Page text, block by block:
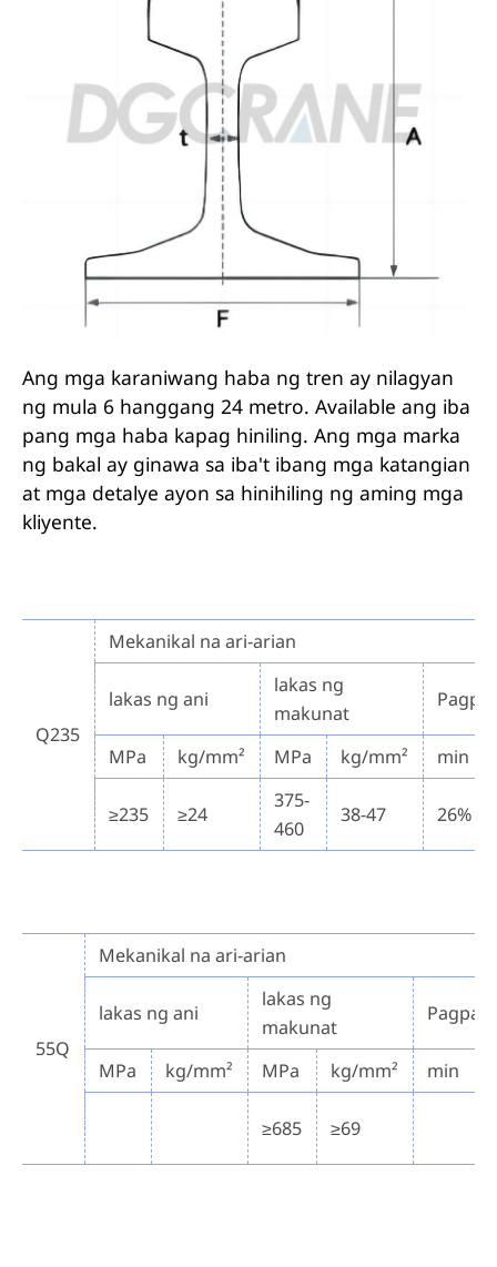
Ang mga karaniwang haba ng tren ay nilagyan
ng mula 6 hanggang 24 metro. Available ang iba
pang mga haba kapag hiniling. Ang mga marka
ng bakal ay ginawa sa iba't ibang mga katangian
at mga detalye ayon sa hinihiling ng aming mga
kliyente.
Q235
Mekanikal na ari-arian
lakas ng ani
lakas ng
makunat
MPa kg/mm² MPa kg/mm² min
≥235 ≥24
375-
460
38-47 26%
55Q
Mekanikal na ari-arian
lakas ng ani
lakas ng
makunat
MPa kg/mm² MPa kg/mm² min
≥685 ≥69